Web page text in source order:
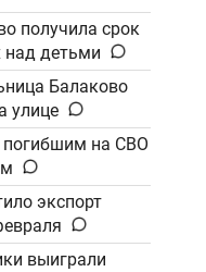
получила срок
над детьми
Балаково
улице
погибшим на СВО
экспорт
выиграли